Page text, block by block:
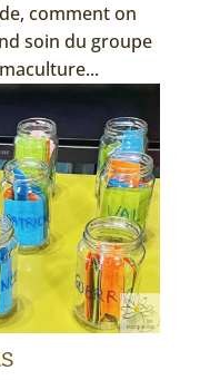
comment on
soin du groupe